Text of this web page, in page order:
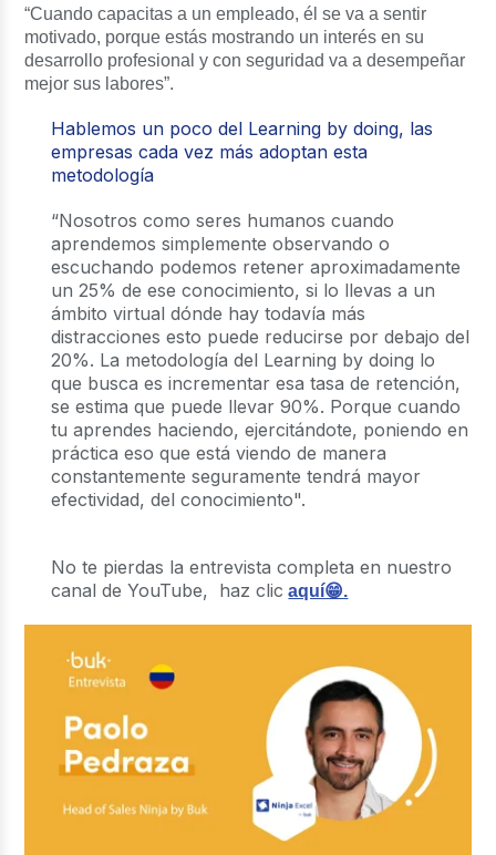
“Cuando capacitas a un empleado, él se va a sentir
motivado, porque estás mostrando un interés en su
desarrollo profesional y con seguridad va a desempeñar
mejor sus labores”.
Hablemos un poco del Learning by doing, las
empresas cada vez más adoptan esta
metodología
“Nosotros como seres humanos cuando
aprendemos simplemente observando o
escuchando podemos retener aproximadamente
un 25% de ese conocimiento, si lo llevas a un
ámbito virtual dónde hay todavía más
distracciones esto puede reducirse por debajo del
20%. La metodología del Learning by doing lo
que busca es incrementar esa tasa de retención,
se estima que puede llevar 90%. Porque cuando
tu aprendes haciendo, ejercitándote, poniendo en
práctica eso que está viendo de manera
constantemente seguramente tendrá mayor
efectividad, del conocimiento".
No te pierdas la entrevista completa en nuestro
canal de YouTube, haz clic aquí😁.